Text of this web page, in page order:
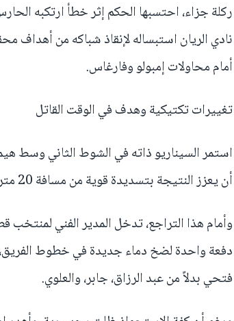
ركلة جزاء، احتسبها الحكم إثر خطأ ارتكبه
نادي الريان استبساله لإنقاذ شباكه من أهداف
أمام محاولات إمبولو وفارغاس.
تغييرات تكتيكية وهدف في الوقت القاتل
استمر السيناريو ذاته في الشوط الثاني وسط
أن يعزز النتيجة بتسديدة قوية من مسافة 20 متراً مرت فوق المرمى.
وأمام هذا التراجع، تدخل المدير الفني لمنتخب
دفعة واحدة لضخ دماء جديدة في خطوط
فتحي بدلاً من عبد الرزاق، جابر، والعلوي.